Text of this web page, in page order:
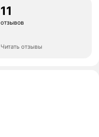
11
отзывов
Читать отзывы